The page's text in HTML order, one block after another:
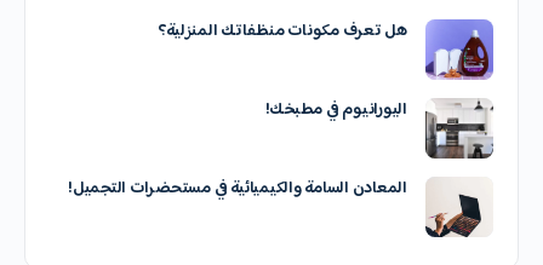
هل تعرف مكونات منظفاتك المنزلية؟
اليورانيوم في مطبخك!
المعادن السامة والكيميائية في مستحضرات التجميل!